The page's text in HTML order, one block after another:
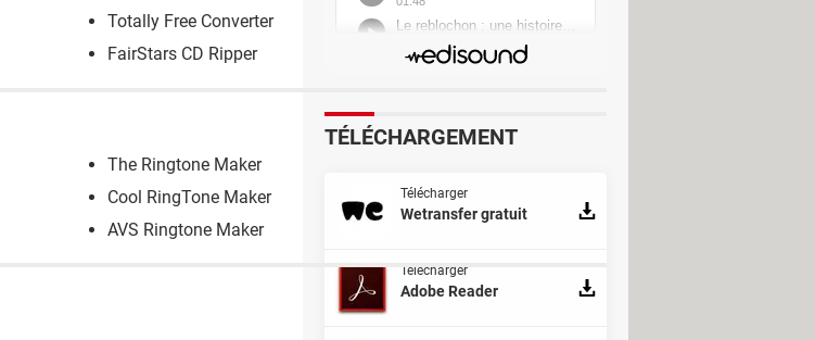
Totally Free Converter
FairStars CD Ripper
The Ringtone Maker
Cool RingTone Maker
AVS Ringtone Maker
TÉLÉCHARGEMENT
Télécharger
Wetransfer gratuit
Télécharger
Adobe Reader